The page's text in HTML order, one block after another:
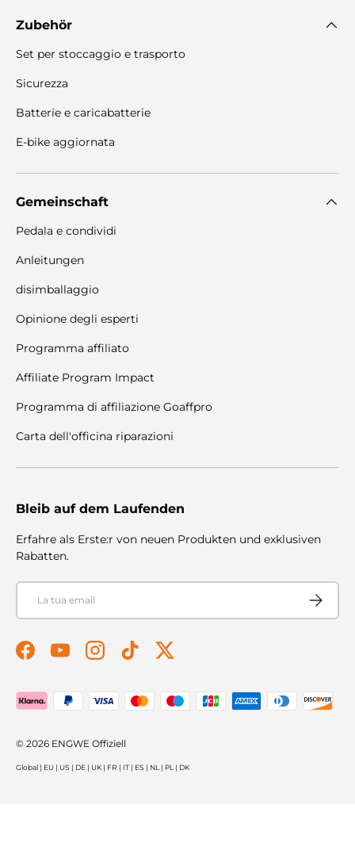
Zubehör
Set per stoccaggio e trasporto
Sicurezza
Batterie e caricabatterie
E-bike aggiornata
Gemeinschaft
Pedala e condividi
Anleitungen
disimballaggio
Opinione degli esperti
Programma affiliato
Affiliate Program Impact
Programma di affiliazione Goaffpro
Carta dell'officina riparazioni
Bleib auf dem Laufenden
Erfahre als Erste:r von neuen Produkten und exklusiven
Rabatten.
Email
Iscriviti
FacebookYouTubeInstagramTikTokTwitter
Metodi di pagamento accettati
© 2026 ENGWE Offiziell
Global | EU | US | DE | UK | FR | IT | ES | NL | PL | DK